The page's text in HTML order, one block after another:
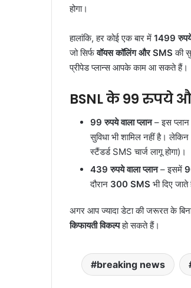
होगा।
हालांकि, हर कोई एक बार में 1499 रुपये
जो सिर्फवॉयस कॉलिंग और SMS की
प्रीपेड प्लान्स आपके काम आ सकते हैं।
BSNL के 99 रुपये
99 रुपये वाला प्लान– इस
सुविधा भी शामिल नहीं है।
स्टैंडर्ड SMS चार्ज लागू होगा)।
439 रुपये वाला प्लान– इसमें
दौरान 300 SMS भी दिए
अगर आप ज्यादा डेटा की जरूरत के
किफायती विकल्पहो सकते हैं।
breaking news